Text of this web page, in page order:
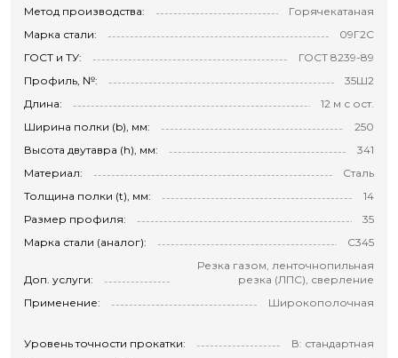
Метод производства:
Горячекатаная
Марка стали:
09Г2С
ГОСТ и ТУ:
ГОСТ 8239-89
Профиль, №:
35Ш2
Длина:
12 м с ост.
Ширина полки (b), мм:
250
Высота двутавра (h), мм:
341
Материал:
Сталь
Толщина полки (t), мм:
14
Размер профиля:
35
Марка стали (аналог):
С345
Доп. услуги:
Резка газом, ленточнопильная
резка (ЛПС), сверление
Применение:
Широкополочная
Уровень точности прокатки:
В: стандартная